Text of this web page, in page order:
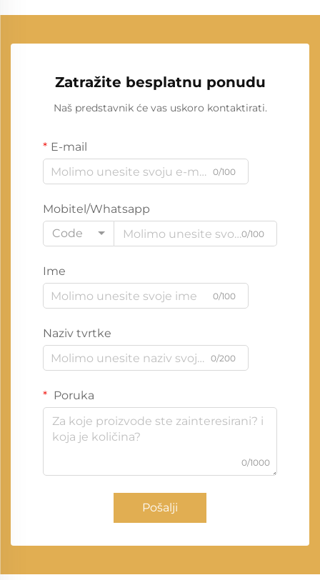
Zatražite besplatnu ponudu
Naš predstavnik će vas uskoro kontaktirati.
E-mail
0/100
Mobitel/Whatsapp
Code
0/100
Ime
0/100
Naziv tvrtke
0/200
Poruka
0/1000
Pošalji